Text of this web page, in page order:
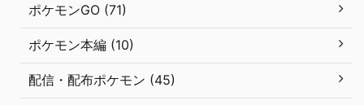
ポケモンGO (71)
ポケモン本編 (10)
配信・配布ポケモン (45)